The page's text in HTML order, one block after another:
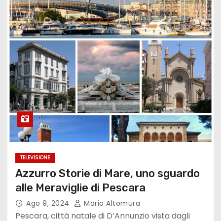
TELEVISIONE
Azzurro Storie di Mare, uno sguardo
alle Meraviglie di Pescara
Ago 9, 2024 Mario Altomura
Pescara, città natale di D’Annunzio vista dagli